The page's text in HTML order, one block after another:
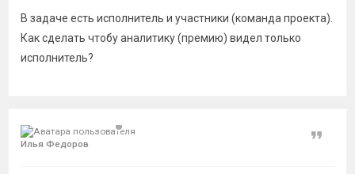
В задаче есть исполнитель и участники (команда проекта).
Как сделать чтобу аналитику (премию) видел только
исполнитель?
Илья Федоров
Цитата